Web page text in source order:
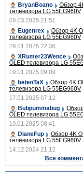
BryanBoano
Обзор
телевизора LG 55EG960V
09.03.2025 21:51
Eugenrex
Обзор 4K
телевизора LG 55EG960V
29.01.2025 22:36
XRumer23Wence
OLED телевизора LG
19.01.2025 09:09
betenTaX
Обзор 4K
телевизора LG 55EG960V
17.01.2025 07:12
Bubpummabug
OLED телевизора LG
10.01.2025 08:41
DianeFup
Обзор 4K
телевизора LG 55EG960V
14.12.2024 21:12
Все